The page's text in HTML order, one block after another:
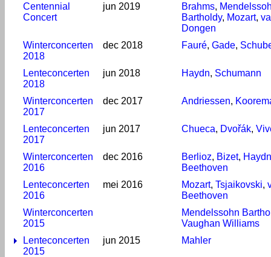
Centennial
Concert
jun 2019 Brahms,
Bartholdy, Mozart,
Dongen
Winterconcerten
2018
dec 2018 Fauré, Gade,
Lenteconcerten
2018
jun 2018 Haydn, Schumann
Winterconcerten
2017
dec 2017 Andriessen,
Lenteconcerten
2017
jun 2017 Chueca, Dvořák,
Winterconcerten
2016
dec 2016 Berlioz, Bizet, Haydn
Beethoven
Lenteconcerten
2016
mei 2016 Mozart, Tsjaikovski,
Beethoven
Winterconcerten
2015
Mendelssohn
Vaughan Williams
Lenteconcerten
2015
jun 2015 Mahler